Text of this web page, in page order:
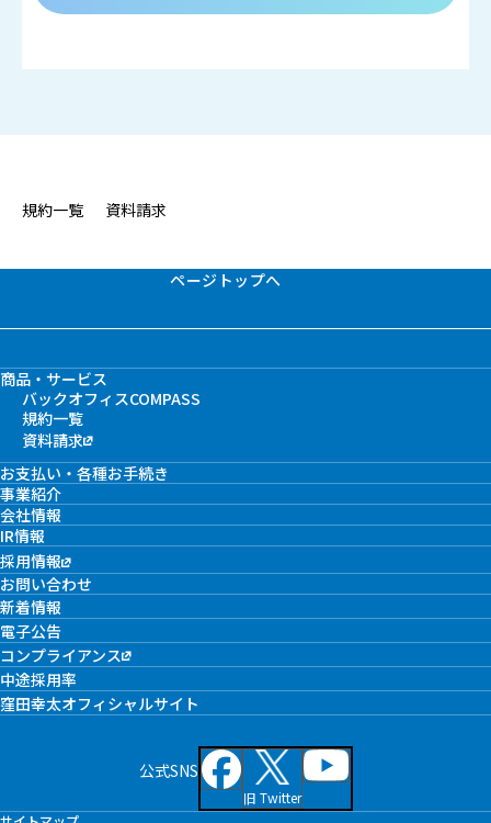
ビリング事業本部
info-support-ml@ntt-finance.com
規約一覧 資料請求
ページトップへ
商品・サービス
バックオフィスCOMPASS
規約一覧
資料請求
お支払い・各種お手続き
事業紹介
会社情報
IR情報
採用情報
お問い合わせ
新着情報
電子公告
コンプライアンス
中途採用率
窪田幸太オフィシャルサイト
公式SNS
旧 Twitter